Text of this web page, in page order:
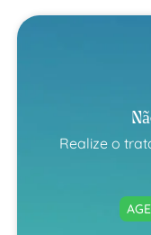
Realize o